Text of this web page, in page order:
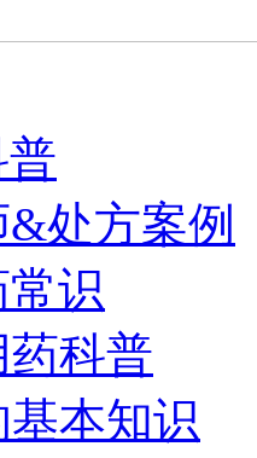
处方案例
识
科普
本知识